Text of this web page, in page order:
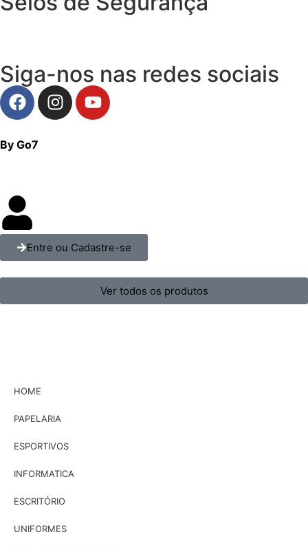
Siga-nos nas redes sociais
By Go7
Entre ou Cadastre-se
Ver todos os produtos
HOME
PAPELARIA
ESPORTIVOS
INFORMATICA
ESCRITÓRIO
UNIFORMES